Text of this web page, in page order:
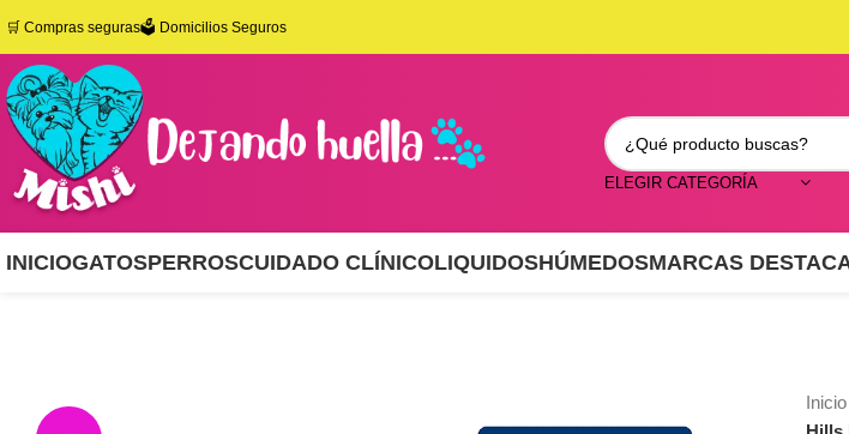
🛒 Compras seguras🗳️ Domicilios Seguros
ELEGIR CATEGORÍA
INICIOGATOSPERROSCUIDADO CLÍNICOLIQUIDOSHÚMEDOSMARCAS
Inicio